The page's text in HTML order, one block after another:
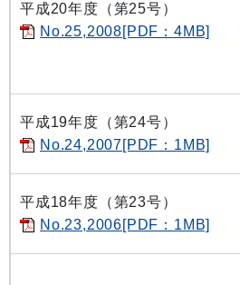
平成20年度（第25号）
No.25,2008[PDF：4MB]
平成19年度（第24号）
No.24,2007[PDF：1MB]
平成18年度（第23号）
No.23,2006[PDF：1MB]